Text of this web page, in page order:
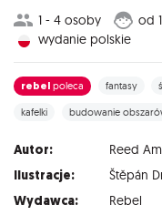
1 - 4 osoby od
wydanie polskie
rebel poleca fantasy
kafelki budowanie
Autor: Reed
Ilustracje: Štěpán
Wydawca: Rebel